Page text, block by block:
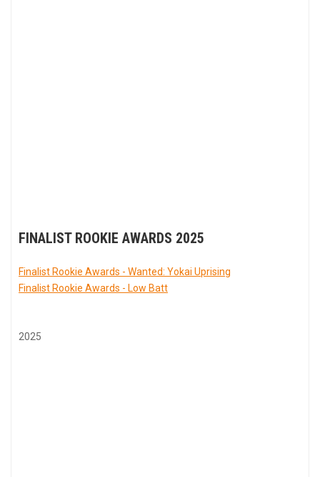
FINALIST ROOKIE AWARDS 2025
Finalist Rookie Awards - Wanted: Yokai Uprising
Finalist Rookie Awards - Low Batt
2025